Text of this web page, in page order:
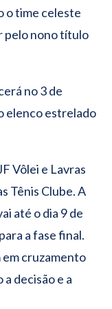
o time celeste
pelo nono título
no 3 de
elenco estrelado
Vôlei e Lavras
Tênis Clube. A
até o dia 9 de
a fase final.
cruzamento
decisão e a